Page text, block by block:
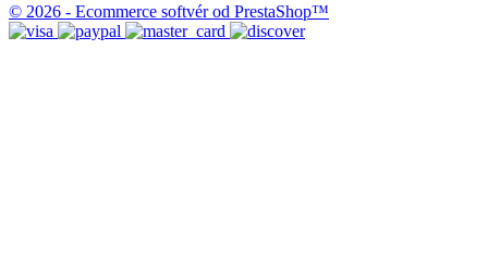
© 2026 - Ecommerce softvér od PrestaShop™